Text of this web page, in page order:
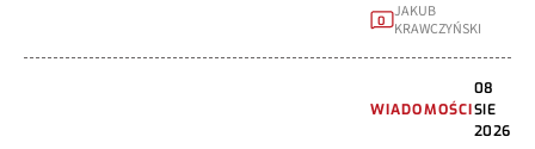
0 JAKUB
KRAWCZYŃSKI
WIADOMOŚCI
08
SIE
2026